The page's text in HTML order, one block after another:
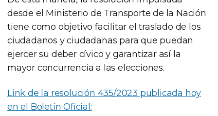
desde el Ministerio de Transporte de la Nación
tiene como objetivo facilitar el traslado de los
ciudadanos y ciudadanas para que puedan
ejercer su deber cívico y garantizar así la
mayor concurrencia a las elecciones.
Link de la resolución 435/2023 publicada hoy
en el Boletín Oficial: